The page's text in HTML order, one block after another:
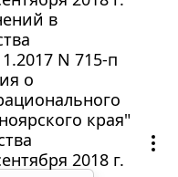
в
N 715-п
о
края"
2018 г.